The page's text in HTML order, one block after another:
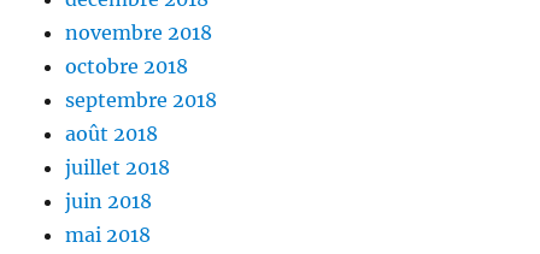
novembre 2018
octobre 2018
septembre 2018
août 2018
juillet 2018
juin 2018
mai 2018